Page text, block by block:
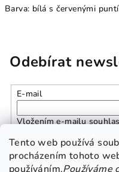
Tento web používá
procházením tohoto
používáním.Používáme
Barva: bílá s červenými
Odebírat
E-mail
Vložením e-mailu
Přihlásit se